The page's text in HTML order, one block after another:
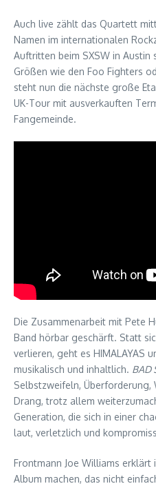
Auch live zählt das Quartett
Namen im internationalen
Auftritten beim SXSW in
Größen wie den Foo Fighters
steht nun die nächste große
UK-Tour mit ausverkauften
Fangemeinde.
Die Zusammenarbeit mit Pete
Band hörbar geschärft. Statt
verlieren, geht es HIMALAYAS
musikalisch und inhaltlich. BAD
Selbstzweifeln, Überforderung,
Drang, trotz allem
Generation, die sich in einer
laut, verletzlich und
Frontmann Joe Williams erklärt
Album machen, das nicht